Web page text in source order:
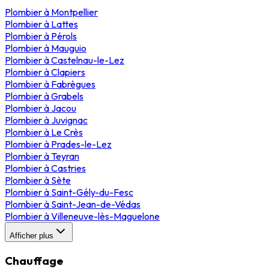
Plombierà Montpellier
Plombierà Lattes
Plombierà Pérols
Plombierà Mauguio
PlombieràCastelnau-le-Lez
PlombieràClapiers
Plombierà Fabrègues
PlombieràGrabels
Plombierà Jacou
Plombierà Juvignac
Plombierà Le Crès
Plombierà Prades-le-Lez
PlombieràTeyran
PlombieràCastries
Plombierà Sète
Plombierà Saint-Gély-du-Fesc
Plombierà Saint-Jean-de-Védas
PlombieràVilleneuve-lès-Maguelone
Afficher plus
Chauffage